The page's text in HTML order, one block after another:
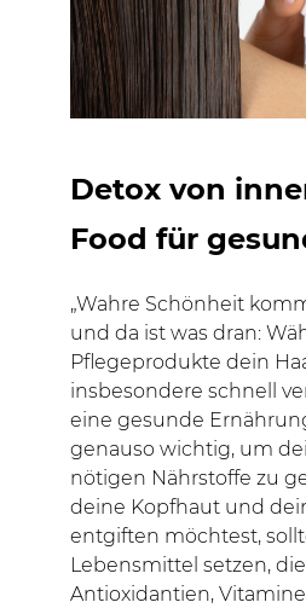
Detox von
Food für
„Wahre Schönheit
und da ist was dran:
Pflegeprodukte dein
insbesondere schnell
eine gesunde
genauso wichtig, um
nötigen Nährstoffe zu
deine Kopfhaut und
entgiften möchtest,
Lebensmittel setzen,
Antioxidantien,